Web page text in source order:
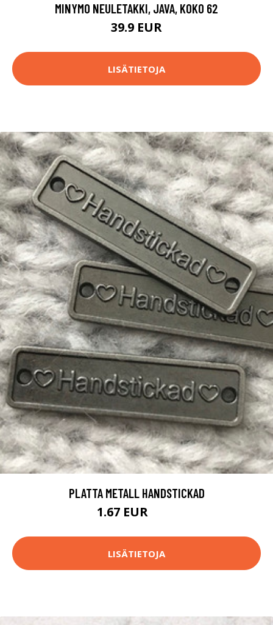
MINYMO NEULETAKKI, JAVA, KOKO 62
39.9 EUR
LISÄTIETOJA
PLATTA METALL HANDSTICKAD
1.67 EUR
LISÄTIETOJA